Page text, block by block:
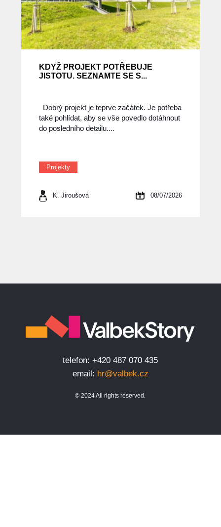
KDYŽ PROJEKT POTŘEBUJE
JISTOTU. SEZNAMTE SE S...
Dobrý projekt je teprve začátek. Je potřeba
také pohlídat, aby se vše povedlo dotáhnout
do posledního detailu....
Projekty
K. Jiroušová 08/07/2026
telefon: +420 487 070 435
email: hr@valbek.cz
© 2024 All rights reserved.